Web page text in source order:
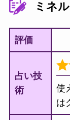
ミネ
評価
占い技
術
使
は